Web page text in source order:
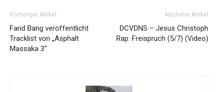
Vorheriger Artikel
Farid Bang veröffentlicht
Tracklist von „Asphalt
Massaka 3“
Nächster Artikel
DCVDNS – Jesus Christoph
Rap: Freispruch (5/7) (Video)